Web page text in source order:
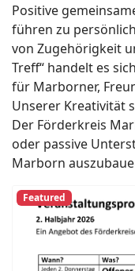
Positive
führen zu
von Zugehörigkeit
Treff“ handelt es
für Marborner,
Unserer Kreativität
Der Förderkreis
oder passive
Marborn
Featured